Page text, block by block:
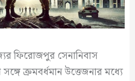
ফিরোজপুর সেনানিবাস
ক্রমবর্ধমান উত্তেজনার মধ্যে